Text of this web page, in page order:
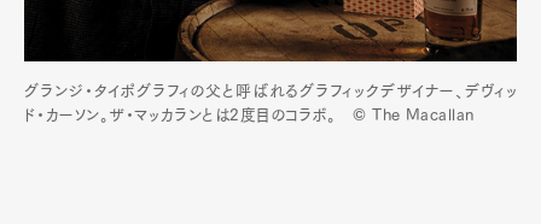
グランジ・タイポグラフィの父と呼ばれるグラフィックデザイナー、デヴィッ
ド・カーソン。ザ・マッカランとは2度目のコラボ。 © The Macallan